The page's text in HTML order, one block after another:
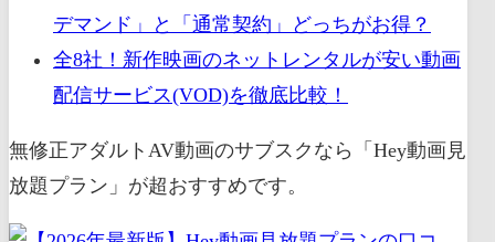
デマンド」と「通常契約」どっちがお得？
全8社！新作映画のネットレンタルが安い動画
配信サービス(VOD)を徹底比較！
無修正アダルトAV動画のサブスクなら「Hey動画見
放題プラン」が超おすすめです。